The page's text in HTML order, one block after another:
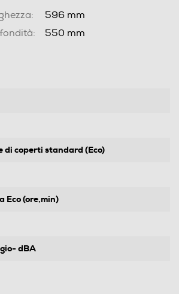
596 mm
550 mm
di coperti standard (Eco)
Eco (ore,min)
dBA